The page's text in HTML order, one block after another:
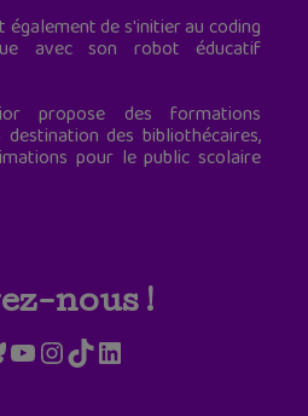
également de s'initier au coding
avec son robot éducatif
propose des formations
des bibliothécaires,
pour le public scolaire
nous !
YouTube
Instagram
TikTokLinkedIn